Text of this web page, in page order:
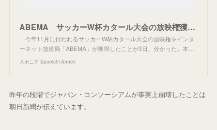
ABEMA サッカーW杯カタール大会の放映権獲得、日本戦は全試合テレ朝に“バラ売り”の方向 - スポニチ Sponichi Annex 芸能
今年11月に行われるサッカーW杯カタール大会の放映権をインタ
ーネット放送局「ABEMA」が獲得したことが3日、分かった。本…
スポニチ Sponichi Annex
昨年の段階でジャパン・コンソーシアムが事実上崩壊したことは
朝日新聞が伝えています。